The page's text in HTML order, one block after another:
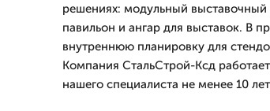
решениях: модульный
павильон и ангар для выставок. В
внутреннюю планировку для
Компания СтальСтрой-Ксд
нашего специалиста не менее 10